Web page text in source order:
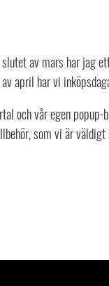
av mars har jag
april har vi
och vår egen
som vi är